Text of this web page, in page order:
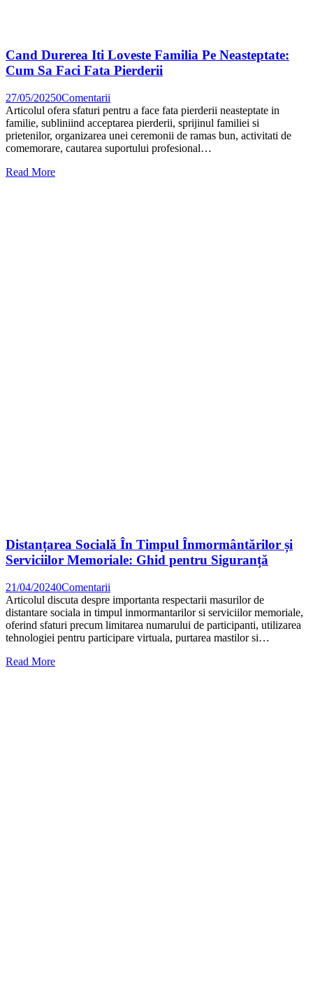
Cand Durerea Iti Loveste Familia Pe Neasteptate:
Cum Sa Faci Fata Pierderii
27/05/20250Comentarii
Articolul ofera sfaturi pentru a face fata pierderii neasteptate in
familie, subliniind acceptarea pierderii, sprijinul familiei si
prietenilor, organizarea unei ceremonii de ramas bun, activitati de
comemorare, cautarea suportului profesional…
Read More
Distanțarea Socială În Timpul Înmormântărilor și
Serviciilor Memoriale: Ghid pentru Siguranță
21/04/20240Comentarii
Articolul discuta despre importanta respectarii masurilor de
distantare sociala in timpul inmormantarilor si serviciilor memoriale,
oferind sfaturi precum limitarea numarului de participanti, utilizarea
tehnologiei pentru participare virtuala, purtarea mastilor si…
Read More